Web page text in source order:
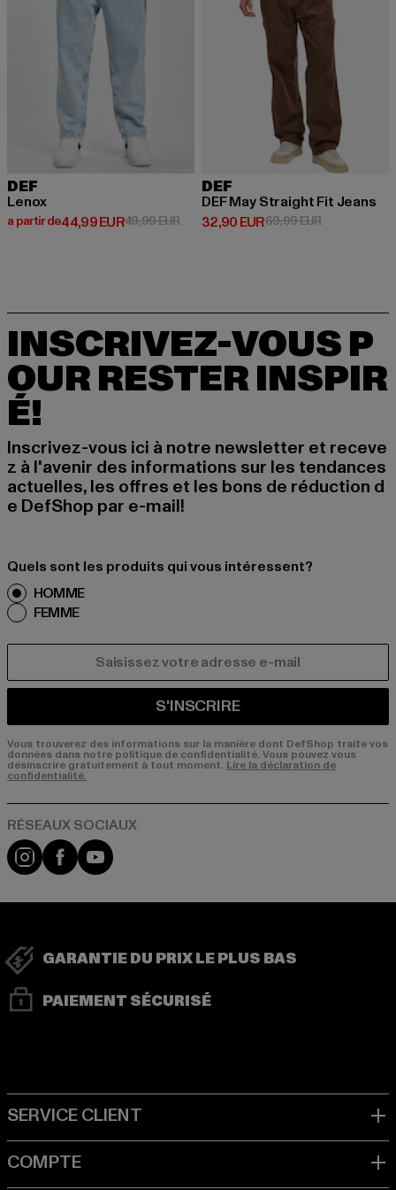
DEF
Lenox
a partir de44,99 EUR
Prix courant: A partir de 44,99 EUR
49,99 EURPrix en promotion: 49,99 EUR
DEF
DEF May Straight Fit Jeans
32,90 EUR
Prix courant: 32,90 EUR
69,99 EURPrix en
INSCRIVEZ-VOUS P
OUR RESTER INSPIR
É!
Inscrivez-vous ici à notre newsletter et receve
z à l'avenir des informations sur les tendances
actuelles, les offres et les bons de réduction d
e DefShop par e-mail!
Quels sont les produits qui vous intéressent?
HOMME
FEMME
S'INSCRIRE
Vous trouverez des informations sur la manière dont DefShop traite vos
données dans notre politique de confidentialité. Vous pouvez vous
désinscrire gratuitement à tout moment. Lire la déclaration de
confidentialité.
Visit our Instagram page:
Visit our Facebook page:
Visit our YouTube channel:
GARANTIE DU PRIX LE PLUS BAS
PAIEMENT SÉCURISÉ